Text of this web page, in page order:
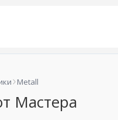
Metall
Мастера